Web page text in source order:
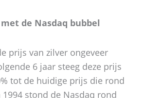
de Nasdaq bubbel
prijs van zilver ongeveer
6 jaar steeg deze prijs
tot de huidige prijs die rond
1994 stond de Nasdaq rond